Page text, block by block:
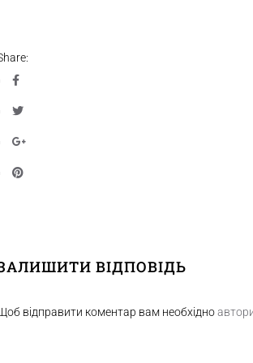
ВІДПОВІДЬ
відправити коментар вам необхідно